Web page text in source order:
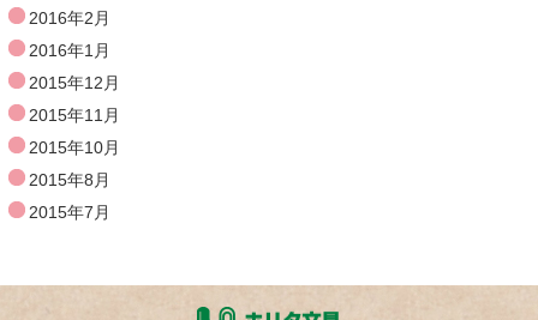
2016年2月
2016年1月
2015年12月
2015年11月
2015年10月
2015年8月
2015年7月